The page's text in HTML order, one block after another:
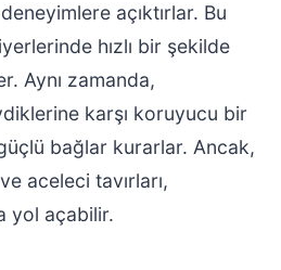
açıktırlar. Bu
hızlı bir şekilde
Aynı zamanda,
karşı koruyucu bir
bağlar kurarlar. Ancak,
aceleci tavırları,
yol açabilir.